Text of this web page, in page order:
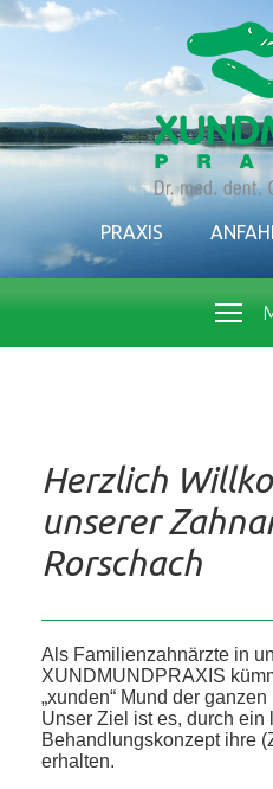
PRAXIS
Herzlich
unserer
Rorschach
Als Familienzahnärzte in
XUNDMUNDPRAXIS
„xunden“ Mund der
Unser Ziel ist es, durch ein
Behandlungskonzept ihre
erhalten.